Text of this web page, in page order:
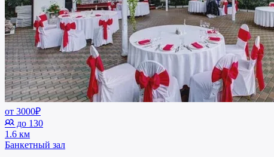
от 3000₽
до 130
1.6 км
Банкетный зал